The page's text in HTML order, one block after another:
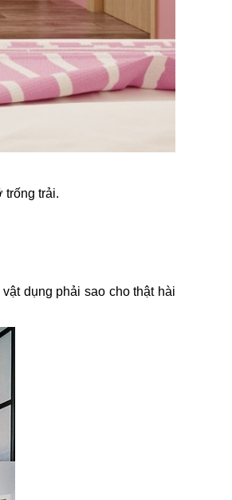
trống trải.
dụng phải sao cho thật hài